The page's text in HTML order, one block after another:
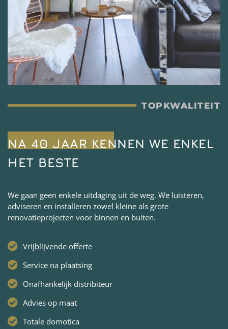
TOPKWALITEIT
NA 40 JAAR KENNEN WE ENKEL
HET BESTE
We gaan geen enkele uitdaging uit de weg. We luisteren,
adviseren en installeren zowel kleine als grote
renovatieprojecten voor binnen en buiten.
Vrijblijvende offerte
Service na plaatsing
Onafhankelijk distribiteur
Advies op maat
Totale domotica